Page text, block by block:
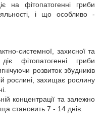
на фітопатогенні гриби
і що особливо -
системної, захисної та
фітопатогенні гриби
розвиток збудників
рослині, захищає рослину
концентрації та залежно
становить 7 - 14 днів.